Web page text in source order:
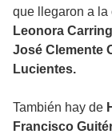
que llegaron a la
Leonora
José Clemente
Lucientes.
También hay de
Francisco